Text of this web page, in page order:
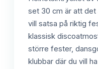
set 30 cm är att det
vill satsa på riktig
klassisk
större fester,
klubbar där du vill